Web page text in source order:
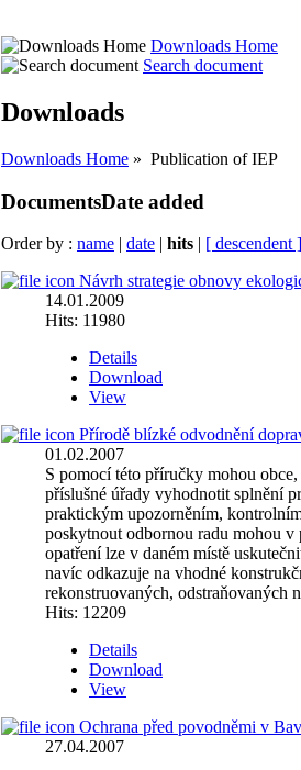
Downloads Home
Search document
Downloads
Downloads Home » Publication of IEP
DocumentsDate added
Order by : name | date | hits | [ descendent ]
Návrh strategie obnovy
14.01.2009
Hits: 11980
Details
Download
View
Přírodě blízké odvodnění
01.02.2007
S pomocí této příručky mohou
příslušné úřady vyhodnotit splnění
praktickým upozorněním,
poskytnout odbornou radu mohou
opatření lze v daném místě
navíc odkazuje na vhodné
rekonstruovaných, odstraňovaných
Hits: 12209
Details
Download
View
Ochrana před povodněmi v
27.04.2007